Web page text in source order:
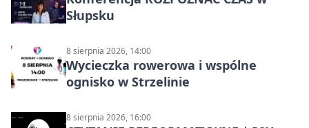
Słupsku
8 sierpnia 2026, 14:00
Wycieczka rowerowa i wspólne
ognisko w Strzelinie
8 sierpnia 2026, 16:00